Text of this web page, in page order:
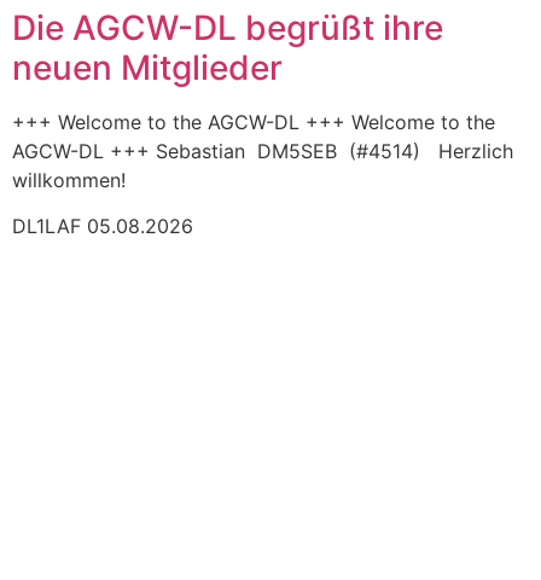
Die AGCW-DL begrüßt ihre
neuen Mitglieder
+++ Welcome to the AGCW-DL +++ Welcome to the
AGCW-DL +++ Sebastian DM5SEB (#4514) Herzlich
willkommen!
DL1LAF 05.08.2026